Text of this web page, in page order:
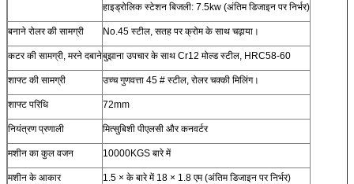
हाइड्रोलिक स्टेशन बिजली: 7.5kw (अंतिम डिजाइन पर निर्भर)
बनाने रोलर की सामग्री No.45 स्टील, सतह पर क्रोम के साथ चढ़ाया।
कटर की सामग्री, मरने दबानेबुझाना उपचार के साथ Cr12 मोल्ड स्टील, HRC58-60
शाफ्ट की सामग्री उच्च गुणवत्ता 45 # स्टील, रोलर चक्की मिलिंग।
शाफ्ट परिधि 72mm
नियंत्रण प्रणाली मित्सुबिशी पीएलसी और कनवर्टर
मशीन का कुल वजन 10000KGS बारे में
मशीन के आकार 1.5 × के बारे में 18 × 1.8 एम (अंतिम डिजाइन पर निर्भर)